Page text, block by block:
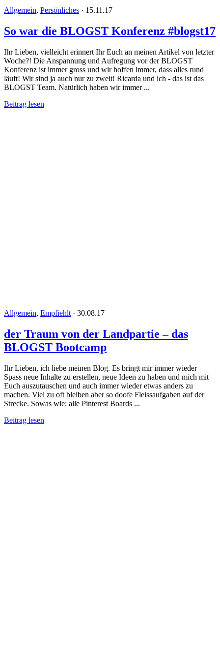
Allgemein, Persönliches · 15.11.17
So war die BLOGST Konferenz #blogst17
Ihr Lieben, vielleicht erinnert Ihr Euch an meinen Artikel von letzter
Woche?! Die Anspannung und Aufregung vor der BLOGST
Konferenz ist immer gross und wir hoffen immer, dass alles rund
läuft! Wir sind ja auch nur zu zweit! Ricarda und ich - das ist das
BLOGST Team. Natürlich haben wir immer ...
Beitrag lesen
Allgemein, Empfiehlt · 30.08.17
der Traum von der Landpartie – das
BLOGST Bootcamp
Ihr Lieben, ich liebe meinen Blog. Es bringt mir immer wieder
Spass neue Inhalte zu erstellen, neue Ideen zu haben und mich mit
Euch auszutauschen und auch immer wieder etwas anders zu
machen. Viel zu oft bleiben aber so doofe Fleissaufgaben auf der
Strecke. Sowas wie: alle Pinterest Boards ...
Beitrag lesen